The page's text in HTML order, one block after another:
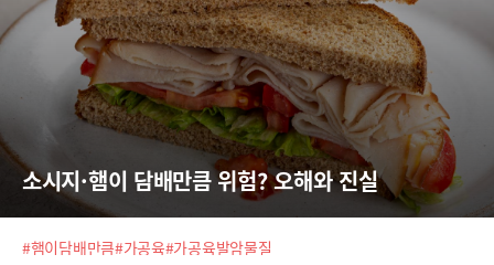
소시지·햄이 담배만큼 위험? 오해와 진실
#햄이담배만큼#가공육#가공육발암물질